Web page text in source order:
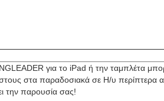
για το iPad ή την ταμπλέτα
στα παραδοσιακά σε Η/υ περίπτερα
την παρουσία σας!